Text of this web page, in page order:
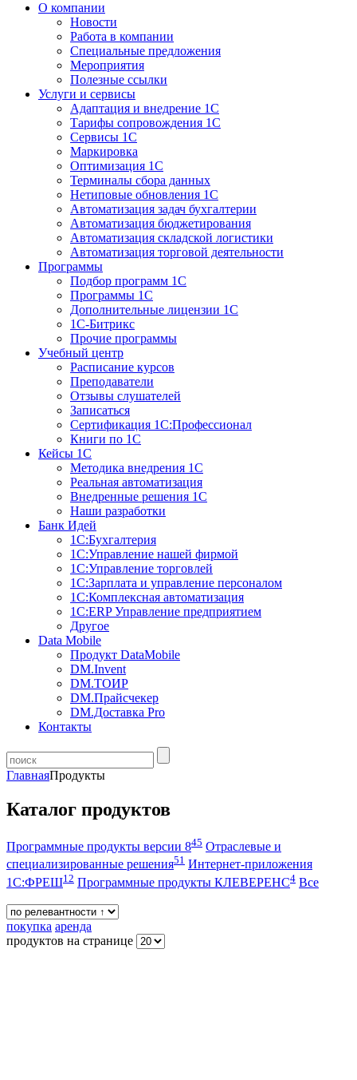
О компании
Новости
Работа в компании
Специальные предложения
Мероприятия
Полезные ссылки
Услуги и сервисы
Адаптация и внедрение 1С
Тарифы сопровождения 1С
Сервисы 1С
Маркировка
Оптимизация 1С
Терминалы сбора данных
Нетиповые обновления 1С
Автоматизация задач бухгалтерии
Автоматизация бюджетирования
Автоматизация складской логистики
Автоматизация торговой деятельности
Программы
Подбор программ 1С
Программы 1С
Дополнительные лицензии 1С
1С-Битрикс
Прочие программы
Учебный центр
Расписание курсов
Преподаватели
Отзывы слушателей
Записаться
Сертификация 1С:Профессионал
Книги по 1С
Кейсы 1С
Методика внедрения 1С
Реальная автоматизация
Внедренные решения 1С
Наши разработки
Банк Идей
1С:Бухгалтерия
1С:Управление нашей фирмой
1С:Управление торговлей
1С:Зарплата и управление персоналом
1С:Комплексная автоматизация
1С:ERP Управление предприятием
Другое
Data Mobile
Продукт DataMobile
DM.Invent
DM.ТОИР
DM.Прайсчекер
DM.Доставка Pro
Контакты
ГлавнаяПродукты
Каталог продуктов
Программные продукты версии 845 Отраслевые и
специализированные решения51 Интернет-приложения
1С:ФРЕШ12 Программные продукты КЛЕВЕРЕНС4 Все
покупка аренда
продуктов на странице